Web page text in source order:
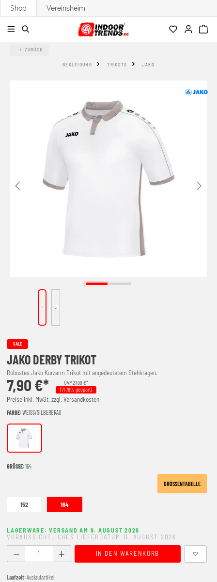
springen
Shop Vereinsheim
ZURÜCK
BEKLEIDUNG TRIKOTS JAKO
SALE
JAKO DERBY TRIKOT
Robustes Jako Kurzarm Trikot mit angedeutetem Stehkragen.
7,90 €* UVP27,99 €*
(71.78% gespart)
Preise inkl. MwSt. zzgl. Versandkosten
FARBE: WEISS/SILBERGRAU
weiß/silbergrau
GRÖSSE : 164
GRÖSSENTABELLE
152 164
LAGERWARE: VERSAND AM 9. AUGUST 2026
VORAUSSICHTLICHES LIEFERDATUM 11. AUGUST 2026
Produkt Anzahl: Gib den gewünschten Wert ein oder
IN DEN WARENKORB
Laufzeit:Auslaufartikel